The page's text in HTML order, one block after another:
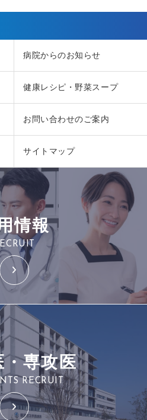
病院からのお知らせ
健康レシピ・野菜スープ
お問い合わせのご案内
サイトマップ
情報
・専攻医
RECRUIT